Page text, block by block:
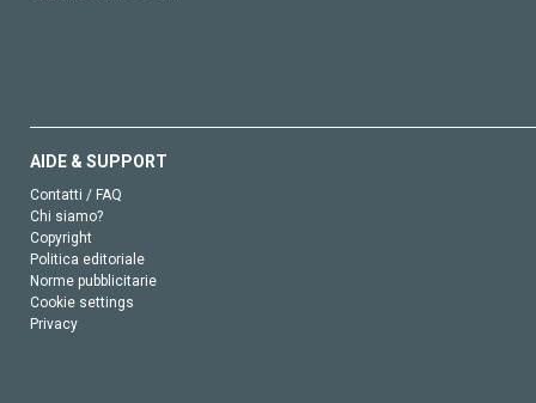
AIDE & SUPPORT
Contatti / FAQ
Chi siamo?
Copyright
Politica editoriale
Norme pubblicitarie
Cookie settings
Privacy